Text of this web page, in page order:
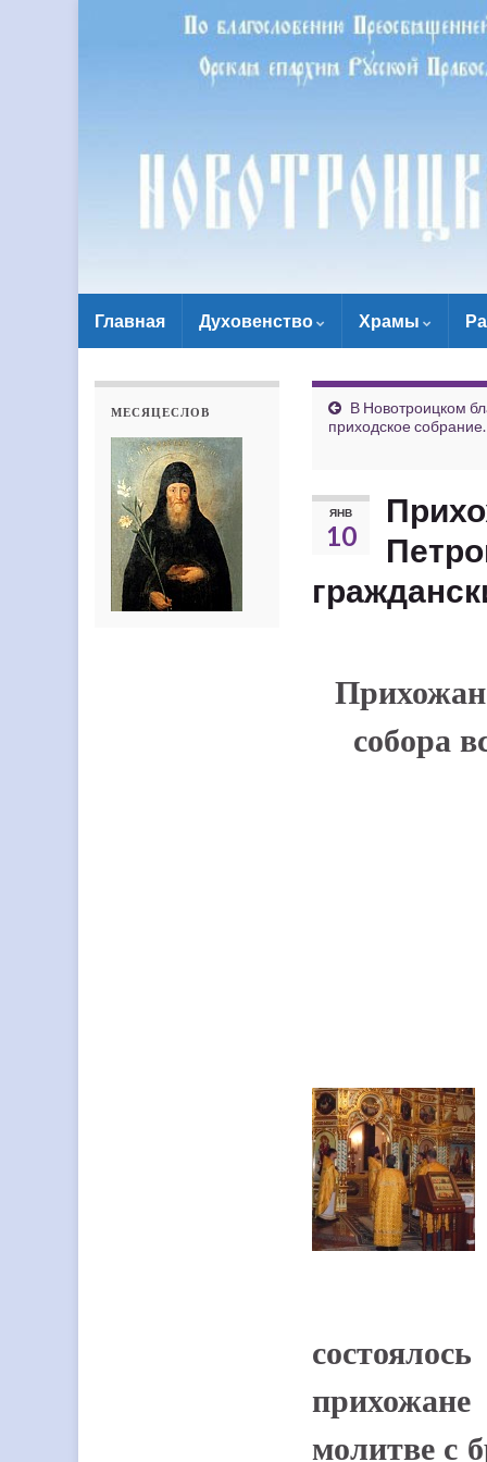
Главная Духовенство Храмы
В Новотроицком
приходское собрание.
ЯНВ
10
собора
прихожане
молитве с
МЕСЯЦЕСЛОВ